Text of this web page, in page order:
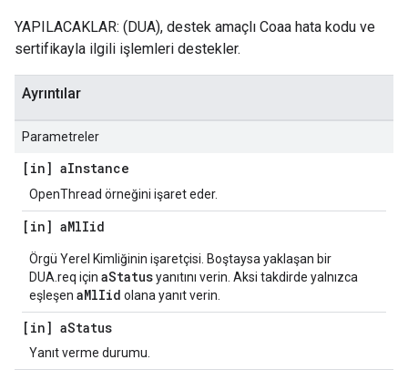
YAPILACAKLAR: (DUA), destek amaçlı Coaa hata kodu ve
sertifikayla ilgili işlemleri destekler.
Ayrıntılar
Parametreler
[in] aInstance
OpenThread örneğini işaret eder.
[in] aMlIid
Örgü Yerel Kimliğinin işaretçisi. Boştaysa yaklaşan bir
DUA.req için aStatusyanıtını verin. Aksi takdirde yalnızca
eşleşen aMlIid olana yanıt verin.
[in] aStatus
Yanıt verme durumu.